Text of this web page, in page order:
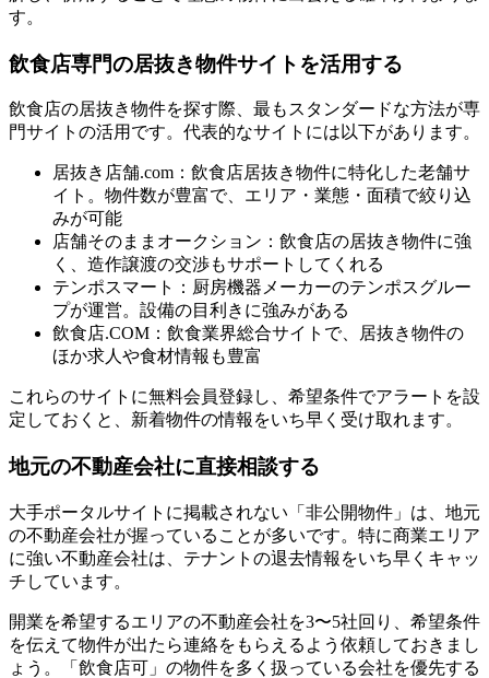
す。
飲食店専門の居抜き物件サイトを活用する
飲食店の居抜き物件を探す際、最もスタンダードな方法が専
門サイトの活用です。代表的なサイトには以下があります。
居抜き店舗.com：飲食店居抜き物件に特化した老舗サ
イト。物件数が豊富で、エリア・業態・面積で絞り込
みが可能
店舗そのままオークション：飲食店の居抜き物件に強
く、造作譲渡の交渉もサポートしてくれる
テンポスマート：厨房機器メーカーのテンポスグルー
プが運営。設備の目利きに強みがある
飲食店.COM：飲食業界総合サイトで、居抜き物件の
ほか求人や食材情報も豊富
これらのサイトに無料会員登録し、希望条件でアラートを設
定しておくと、新着物件の情報をいち早く受け取れます。
地元の不動産会社に直接相談する
大手ポータルサイトに掲載されない「非公開物件」は、地元
の不動産会社が握っていることが多いです。特に商業エリア
に強い不動産会社は、テナントの退去情報をいち早くキャッ
チしています。
開業を希望するエリアの不動産会社を3〜5社回り、希望条件
を伝えて物件が出たら連絡をもらえるよう依頼しておきまし
ょう。「飲食店可」の物件を多く扱っている会社を優先する